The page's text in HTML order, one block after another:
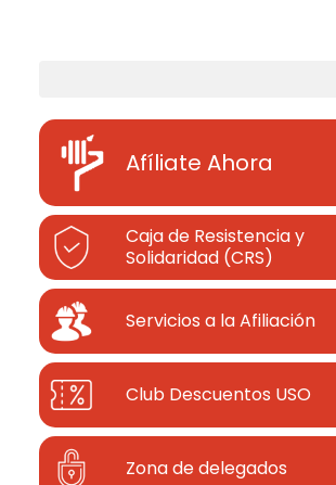
Afíliate Ahora
Caja de Resistencia y
Solidaridad (CRS)
Servicios a la Afiliación
Club Descuentos USO
Zona de delegados